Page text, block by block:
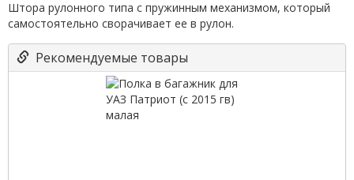
Штора рулонного типа с пружинным механизмом, который
самостоятельно сворачивает ее в рулон.
Рекомендуемые товары